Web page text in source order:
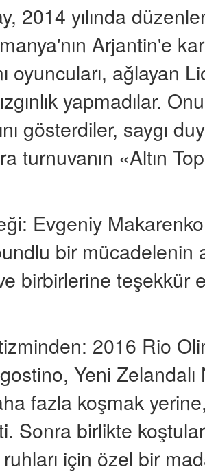
2014 yılında
Arjantin'e
oyuncuları, ağlayan
yapmadılar.
gösterdiler, saygı
turnuvanın «Altın
Evgeniy
bir mücadelenin
ve birbirlerine
2016 Rio
Yeni
fazla koşmak
Sonra birlikte
için özel bir